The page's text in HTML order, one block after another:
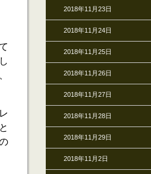
2018年11月23日
2018年11月24日
2018年11月25日
2018年11月26日
2018年11月27日
2018年11月28日
2018年11月29日
2018年11月2日